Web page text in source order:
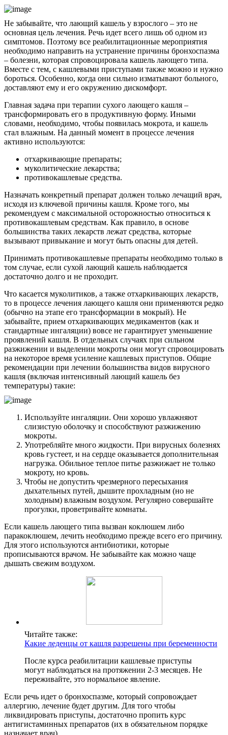
Не забывайте, что лающий кашель у взрослого – это не
основная цель лечения. Речь идет всего лишь об одном из
симптомов. Поэтому все реабилитационные мероприятия
необходимо направить на устранение причины бронхоспазма
– болезни, которая спровоцировала кашель лающего типа.
Вместе с тем, с кашлевыми приступами также можно и нужно
бороться. Особенно, когда они сильно изматывают больного,
доставляют ему и его окружению дискомфорт.
Главная задача при терапии сухого лающего кашля –
трансформировать его в продуктивную форму. Иными
словами, необходимо, чтобы появилась мокрота, и кашель
стал влажным. На данный момент в процессе лечения
активно используются:
отхаркивающие препараты;
муколитические лекарства;
противокашлевые средства.
Назначать конкретный препарат должен только лечащий врач,
исходя из ключевой причины кашля. Кроме того, мы
рекомендуем с максимальной осторожностью относиться к
противокашлевым средствам. Как правило, в основе
большинства таких лекарств лежат средства, которые
вызывают привыкание и могут быть опасны для детей.
Принимать противокашлевые препараты необходимо только в
том случае, если сухой лающий кашель наблюдается
достаточно долго и не проходит.
Что касается муколитиков, а также отхаркивающих лекарств,
то в процессе лечения лающего кашля они применяются редко
(обычно на этапе его трансформации в мокрый). Не
забывайте, прием отхаркивающих медикаментов (как и
стандартные ингаляции) вовсе не гарантирует уменьшение
проявлений кашля. В отдельных случаях при сильном
разжижении и выделении мокроты они могут спровоцировать
на некоторое время усиление кашлевых приступов. Общие
рекомендации при лечении большинства видов вирусного
кашля (включая интенсивный лающий кашель без
температуры) такие:
Используйте ингаляции. Они хорошо увлажняют
слизистую оболочку и способствуют разжижению
мокроты.
Употребляйте много жидкости. При вирусных болезнях
кровь густеет, и на сердце оказывается дополнительная
нагрузка. Обильное теплое питье разжижает не только
мокроту, но кровь.
Чтобы не допустить чрезмерного пересыхания
дыхательных путей, дышите прохладным (но не
холодным) влажным воздухом. Регулярно совершайте
прогулки, проветривайте комнаты.
Если кашель лающего типа вызван коклюшем либо
паракоклюшем, лечить необходимо прежде всего его причину.
Для этого используются антибиотики, которые
прописываются врачом. Не забывайте как можно чаще
дышать свежим воздухом.
Читайте также:
Какие леденцы от кашля разрешены при беременности
После курса реабилитации кашлевые приступы
могут наблюдаться на протяжении 2-3 месяцев. Не
переживайте, это нормальное явление.
Если речь идет о бронхоспазме, который сопровождает
аллергию, лечение будет другим. Для того чтобы
ликвидировать приступы, достаточно пропить курс
антигистаминных препаратов (их в обязательном порядке
назначает врач).